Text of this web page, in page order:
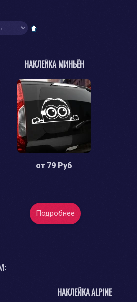
НАКЛЕЙКА МИНЬЁН
от 79 Руб
Подробнее
НАКЛЕЙКА ALPINE